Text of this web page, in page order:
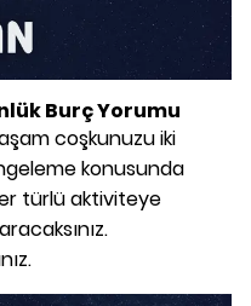
Burç Yorumu
coşkunuzu iki
konusunda
türlü aktiviteye